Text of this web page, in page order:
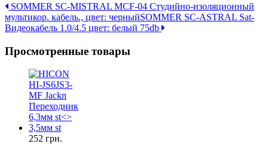
SOMMER SC-MISTRAL MCF-04 Студийно-изоляционный
мультикор. кабель., цвет: черныйSOMMER SC-ASTRAL Sat-
Видеокабель 1.0/4.5 цвет: белый 75db
Просмотренные товары
252 грн.